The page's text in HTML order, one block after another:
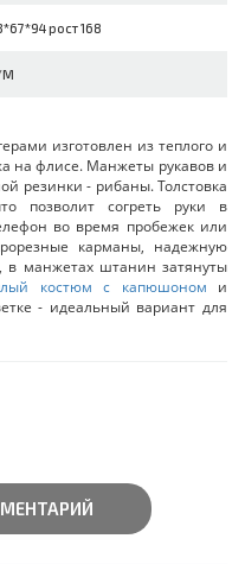
рост 168
изготовлен из теплого и
на флисе. Манжеты рукавов и
резинки - рибаны. Толстовка
позволит согреть руки в
во время пробежек или
карманы, надежную
в манжетах штанин затянуты
костюм с капюшоном и
- идеальный вариант для